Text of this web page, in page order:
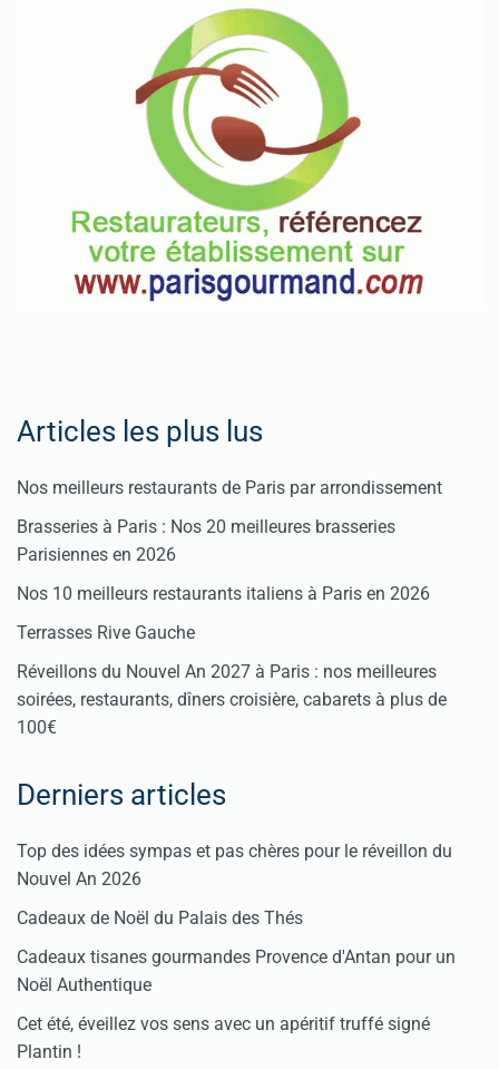
Articles les plus lus
Nos meilleurs restaurants de Paris par arrondissement
Brasseries à Paris : Nos 20 meilleures brasseries
Parisiennes en 2026
Nos 10 meilleurs restaurants italiens à Paris en 2026
Terrasses Rive Gauche
Réveillons du Nouvel An 2027 à Paris : nos meilleures
soirées, restaurants, dîners croisière, cabarets à plus de
100€
Derniers articles
Top des idées sympas et pas chères pour le réveillon du
Nouvel An 2026
Cadeaux de Noël du Palais des Thés
Cadeaux tisanes gourmandes Provence d'Antan pour un
Noël Authentique
Cet été, éveillez vos sens avec un apéritif truffé signé
Plantin !